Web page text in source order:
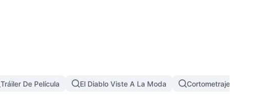
Tráiler De Película El Diablo Viste A La Moda Cortometraje